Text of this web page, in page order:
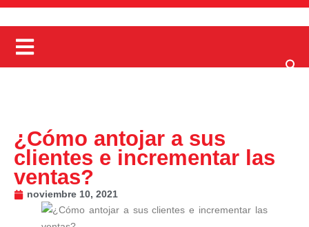
¿Cómo antojar a sus
clientes e incrementar las
ventas?
noviembre 10, 2021